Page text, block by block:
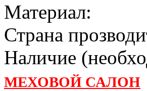
Материал:
Страна
Наличие
МЕХОВОЙ САЛОН